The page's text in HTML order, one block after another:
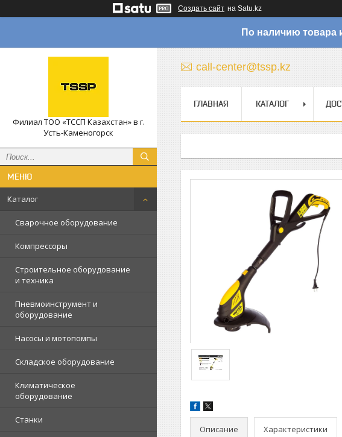
Создать сайт на Satu.kz
По наличию товара
Филиал ТОО «ТССП Казахстан» в г.
Усть-Каменогорск
Каталог
Сварочное оборудование
Компрессоры
Строительное оборудование
и техника
Пневмоинструмент и
оборудование
Насосы и мотопомпы
Складское оборудование
Климатическое
оборудование
Станки
call-center@tssp.kz
ГЛАВНАЯ КАТАЛОГ
Описание Характеристики